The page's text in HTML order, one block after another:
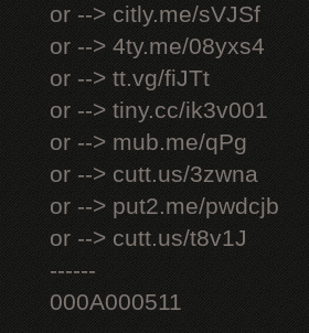
or --> citly.me/sVJSf
or --> 4ty.me/08yxs4
or --> tt.vg/fiJTt
or --> tiny.cc/ik3v001
or --> mub.me/qPg
or --> cutt.us/3zwna
or --> put2.me/pwdcjb
or --> cutt.us/t8v1J
------
000A000511